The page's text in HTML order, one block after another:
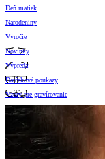
Deň matiek
Narodeniny
Výročie
Novinky
Výpredaj
Darčekové poukazy
Vzory pre gravírovanie